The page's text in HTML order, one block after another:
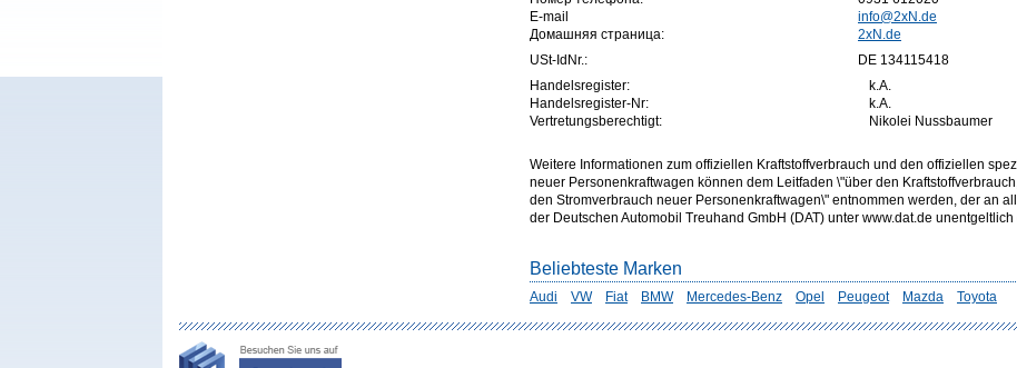
E-mail
info@2xN.de
Домашняя страница:
2xN.de
USt-IdNr.:
DE 134115418
Handelsregister:
k.A.
Handelsregister-Nr:
k.A.
Vertretungsberechtigt:
Nikolei Nussbaumer
Weitere Informationen zum offiziellen Kraftstoffverbrauch und den offiziellen
neuer Personenkraftwagen können dem Leitfaden \"über den
den Stromverbrauch neuer Personenkraftwagen\" entnommen werden, der an
der Deutschen Automobil Treuhand GmbH (DAT) unter www.dat.de
Beliebteste Marken
Audi VW Fiat BMW Mercedes-Benz Opel Peugeot Mazda Toyota